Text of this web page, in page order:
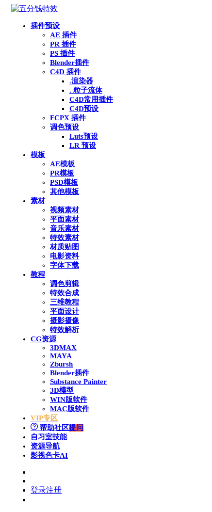
插件预设
AE 插件
PR 插件
PS 插件
Blender插件
C4D 插件
.渲染器
. 粒子流体
C4D常用插件
C4D预设
FCPX 插件
调色预设
Luts预设
LR 预设
模板
AE模板
PR模板
PSD模板
其他模板
素材
视频素材
平面素材
音乐素材
特效素材
材质贴图
电影资料
字体下载
教程
调色剪辑
特效合成
三维教程
平面设计
摄影摄像
特效解析
CG资源
3DMAX
MAYA
Zbursh
Blender插件
Substance Painter
3D模型
WIN版软件
MAC版软件
VIP专区
帮助社区提问
自习室技能
资源导航
影视色卡AI
登录注册